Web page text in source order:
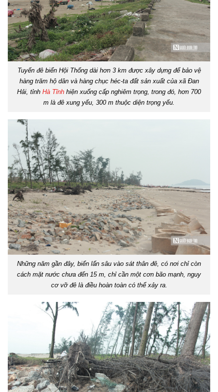
Tuyến đê biển Hội Thống dài hơn 3 km được xây dựng để bảo vệ
hàng trăm hộ dân và hàng chục héc-ta đất sản xuất của xã Đan
Hải, tỉnh Hà Tĩnh hiện xuống cấp nghiêm trọng, trong đó, hơn 700
m là đê xung yếu, 300 m thuộc diện trọng yếu.
Những năm gần đây, biển lấn sâu vào sát thân đê, có nơi chỉ còn
cách mặt nước chưa đến 15 m, chỉ cần một cơn bão mạnh, nguy
cơ vỡ đê là điều hoàn toàn có thể xảy ra.